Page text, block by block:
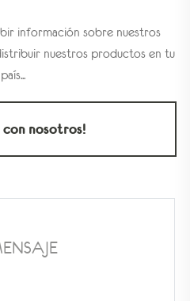
información sobre nuestros
nuestros productos en tu
país...
con nosotros!